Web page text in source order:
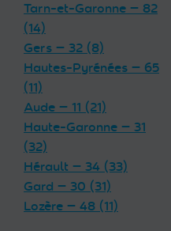
Tarn-et-Garonne — 82
(14)
Gers — 32 (8)
Hautes-Pyrénées — 65
(11)
Aude — 11 (21)
Haute-Garonne — 31
(32)
Hérault — 34 (33)
Gard — 30 (31)
Lozère — 48 (11)